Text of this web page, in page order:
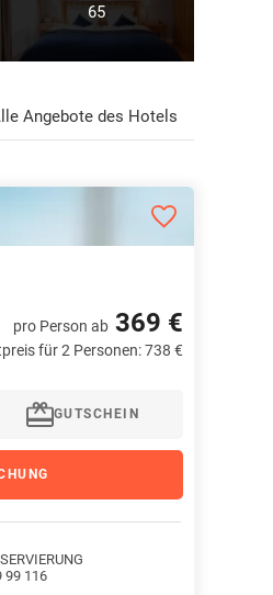
65
Angebote des Hotels
pro Person ab 369 €
für 2 Personen: 738 €
GUTSCHEIN
99 116